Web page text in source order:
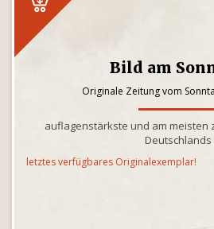
Bild am
Originale Zeitung vom
auflagenstärkste und am meisten
Deutschlands
letztes verfügbares Originalexemplar!